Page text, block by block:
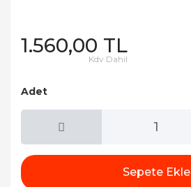
1.560,00 TL
Kdv Dahil
Adet
Sepete Ekle